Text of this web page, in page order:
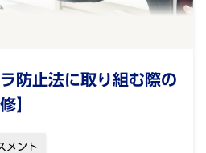
防止法に取り組む際の
】
メント